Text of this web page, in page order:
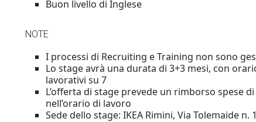
Buon livello di Inglese
NOTE
I processi di Recruiting e Training non sono
Lo stage avrà una durata di 3+3 mesi, con
lavorativi su 7
L’offerta di stage prevede un rimborso spese
nell’orario di lavoro
Sede dello stage: IKEA Rimini, Via Tolemaide n.